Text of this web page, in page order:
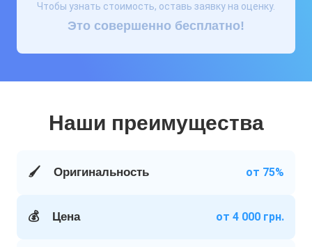
Чтобы узнать стоимость, оставь заявку на оценку.
Это совершенно бесплатно!
Наши преимущества
🖌️ Оригинальность от 75%
💰 Цена от 4 000 грн.